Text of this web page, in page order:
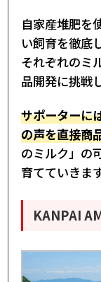
自家産堆肥を
い飼育を徹底
それぞれのミ
品開発に挑戦
サポーターに
の声を直接商
のミルク」の
育てていきます
KANPAI